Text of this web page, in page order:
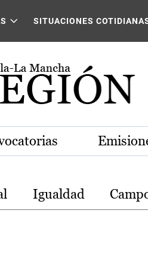
SITUACIONES
Igualdad